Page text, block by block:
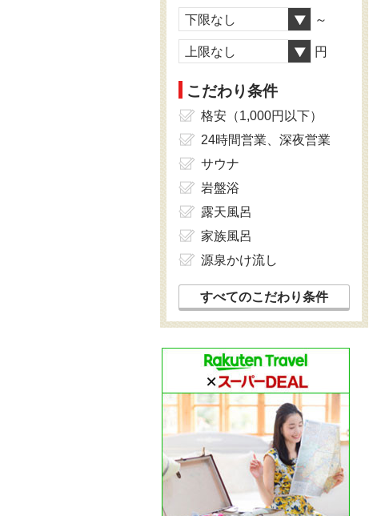
下限なし ～
上限なし 円
こだわり条件
格安（1,000円以下）
24時間営業、深夜営業
サウナ
岩盤浴
露天風呂
家族風呂
源泉かけ流し
すべてのこだわり条件